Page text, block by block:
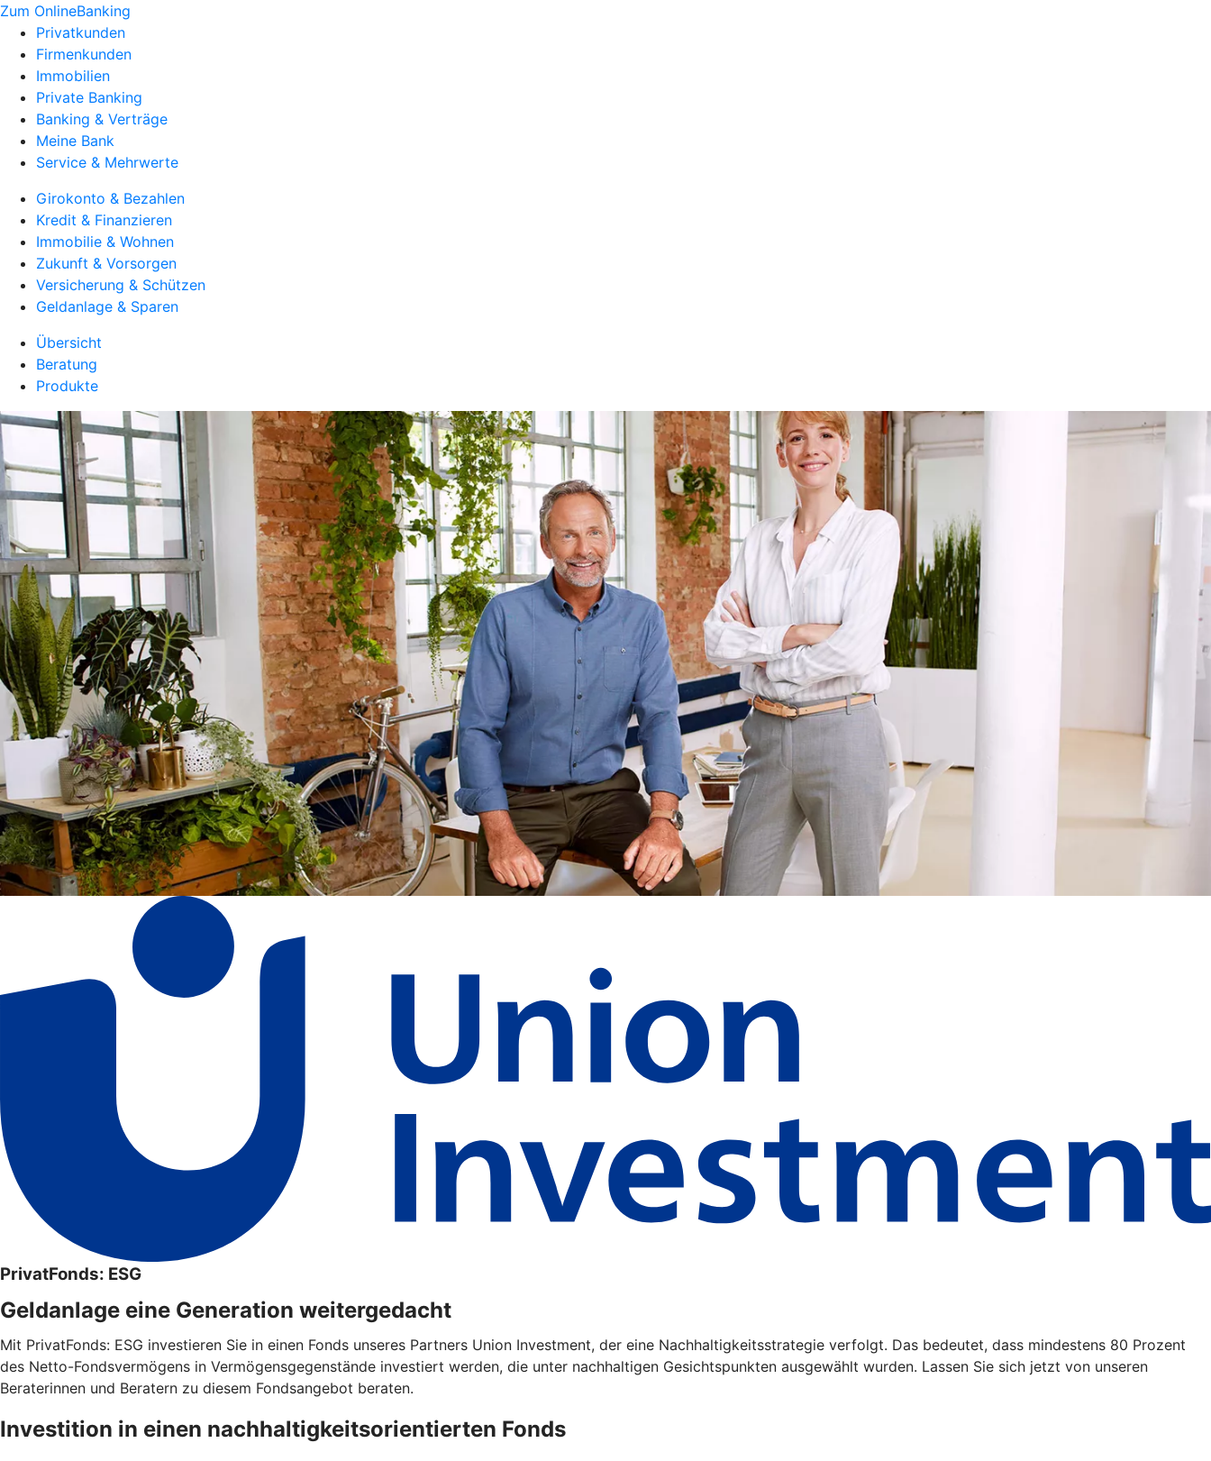
Zum OnlineBanking
Privatkunden
Firmenkunden
Immobilien
Private Banking
Banking & Verträge
Meine Bank
Service & Mehrwerte
Girokonto & Bezahlen
Kredit & Finanzieren
Immobilie & Wohnen
Zukunft & Vorsorgen
Versicherung & Schützen
Geldanlage & Sparen
Übersicht
Beratung
Produkte
PrivatFonds: ESG
Geldanlage eine Generation weitergedacht
Mit PrivatFonds: ESG investieren Sie in einen Fonds unseres Partners Union Investment, der eine Nachhaltigkeitsstrategie verfolgt. Das bedeutet, dass mindestens 80 Prozent
des Netto-Fondsvermögens in Vermögensgegenstände investiert werden, die unter nachhaltigen Gesichtspunkten ausgewählt wurden. Lassen Sie sich jetzt von unseren
Beraterinnen und Beratern zu diesem Fondsangebot beraten.
Investition in einen nachhaltigkeitsorientierten Fonds